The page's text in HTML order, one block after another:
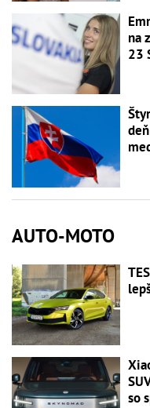
na
23
AUTO-MOTO
so